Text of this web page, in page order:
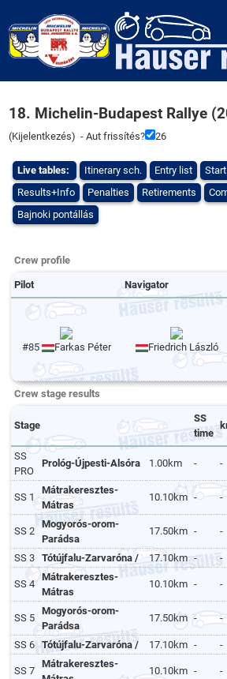
18. Michelin-Budapest Rallye
(Kijelentkezés) - Aut frissítés? 26
Live tables: Itinerary sch. Entry list
Results+Info
Penalties Retirements
Bajnoki pontállás
Crew profile
Pilot Navigator
#85 Farkas Péter Friedrich László
Crew stage results
Stage
SS
time
SS
PRO
Prológ-Újpesti-Alsóra 1.00km - -
SS 1
Mátrakeresztes-
Mátras
10.10km - -
SS 2
Mogyorós-orom-
Parádsa
17.50km - -
SS 3 Tótújfalu-Zarvaróna / 17.10km - -
SS 4
Mátrakeresztes-
Mátras
10.10km - -
SS 5
Mogyorós-orom-
Parádsa
17.50km - -
SS 6 Tótújfalu-Zarvaróna / 17.10km - -
SS 7
Mátrakeresztes-
10.10km - -